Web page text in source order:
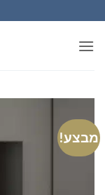
to
content
מבצע!